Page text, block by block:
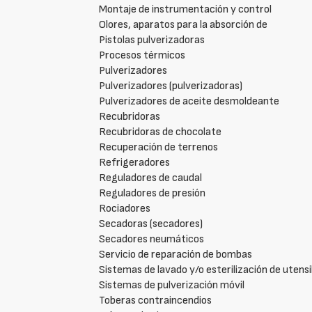
Montaje de instrumentación y control
Olores, aparatos para la absorción de
Pistolas pulverizadoras
Procesos térmicos
Pulverizadores
Pulverizadores (pulverizadoras)
Pulverizadores de aceite desmoldeante
Recubridoras
Recubridoras de chocolate
Recuperación de terrenos
Refrigeradores
Reguladores de caudal
Reguladores de presión
Rociadores
Secadoras (secadores)
Secadores neumáticos
Servicio de reparación de bombas
Sistemas de lavado y/o esterilización de
Sistemas de pulverización móvil
Toberas contraincendios